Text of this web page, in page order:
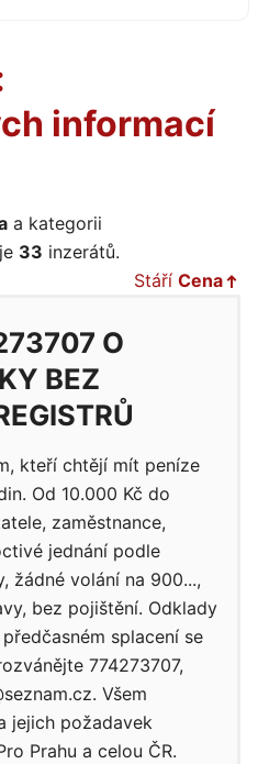
informací
a kategorii
je 33 inzerátů.
Stáří Cena
O
BEZ
kteří chtějí mít peníze
Od 10.000 Kč do
zaměstnance,
jednání podle
žádné volání na 900...,
bez pojištění. Odklady
splacení se
774273707,
Všem
jejich požadavek
Prahu a celou ČR.